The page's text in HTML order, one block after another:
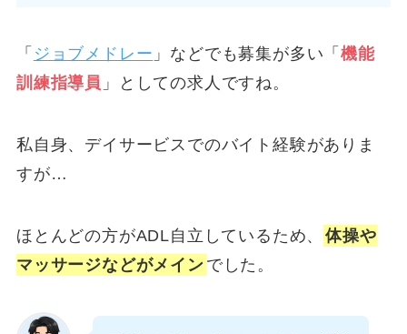
「 ジョブメドレー 」などでも募集が多い「機能
訓練指導員 」としての求人ですね。
私自身、デイサービスでのバイト経験がありま
すが…
ほとんどの方がADL自立しているため、 体操や
マッサージなどがメイン でした。